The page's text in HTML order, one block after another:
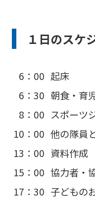
１日のスケ
6：00 起床
6：30 朝食・育
8：00 スポーツ
10：00 他の隊員
13：00 資料作成
15：00 協力者・
17：30 子どもの